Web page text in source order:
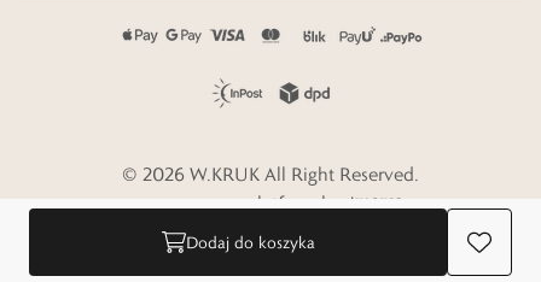
Dodaj do koszyka
© 2026 W.KRUK All Right Reserved.
e-commerce platform by